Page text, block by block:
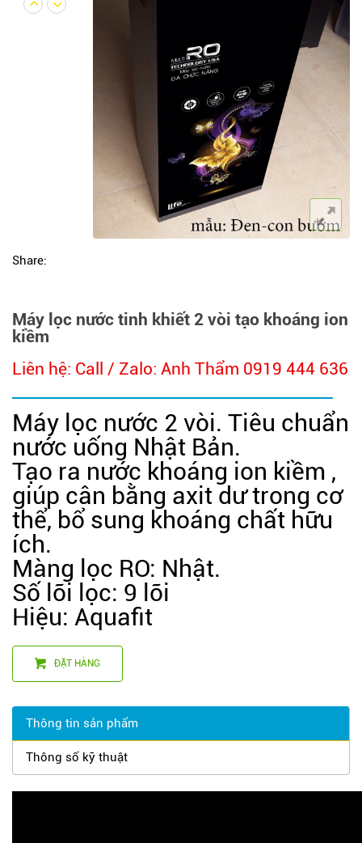
Share:
Máy lọc nước tinh khiết 2 vòi tạo khoáng ion
kiềm
Liên hệ: Call / Zalo: Anh Thẩm 0919 444 636
Máy lọc nước 2 vòi. Tiêu chuẩn
nước uống Nhật Bản.
Tạo ra nước khoáng ion kiềm ,
giúp cân bằng axit dư trong cơ
thể, bổ sung khoáng chất hữu
ích.
Màng lọc RO: Nhật.
Số lõi lọc: 9 lõi
Hiệu: Aquafit
ĐẶT HÀNG
Thông tin sản phẩm
Thông số kỹ thuật